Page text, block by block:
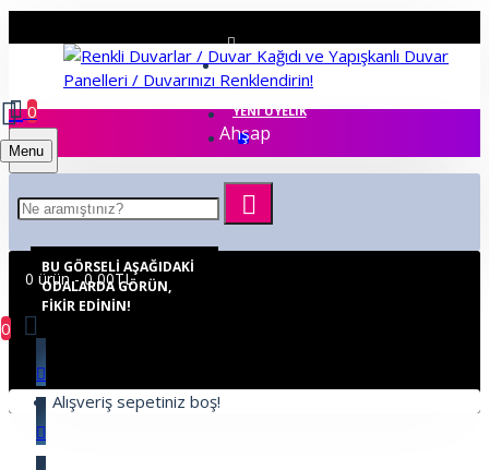
ÜYE GIRIŞI
YENI ÜYELIK
Menu
0
0 ürün - 0,00TL
0
Alışveriş sepetiniz boş!
Ahşap
BU GÖRSELI AŞAĞIDAKI
ODALARDA GÖRÜN,
FIKIR EDININ!